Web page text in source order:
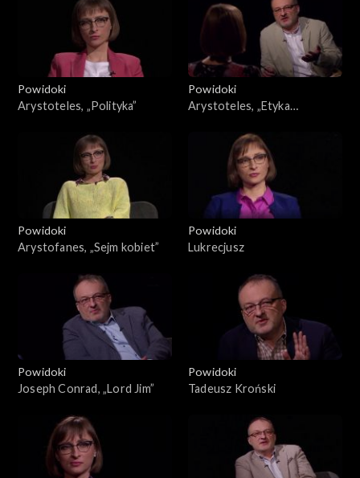
Powidoki
Arystoteles, „Polityka”
Powidoki
Arystoteles, „Etyka
Powidoki
Arystofanes, „Sejm kobiet”
Powidoki
Lukrecjusz
Powidoki
Joseph Conrad, „Lord Jim”
Powidoki
Tadeusz Kroński